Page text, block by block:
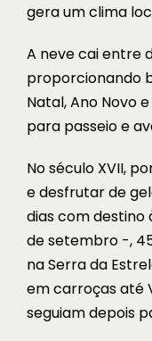
gera um clima
A neve cai entre
proporcionando
Natal, Ano Novo
para passeio e
No século XVII,
e desfrutar de
dias com destino
de setembro -,
na Serra da
em carroças até
seguiam depois